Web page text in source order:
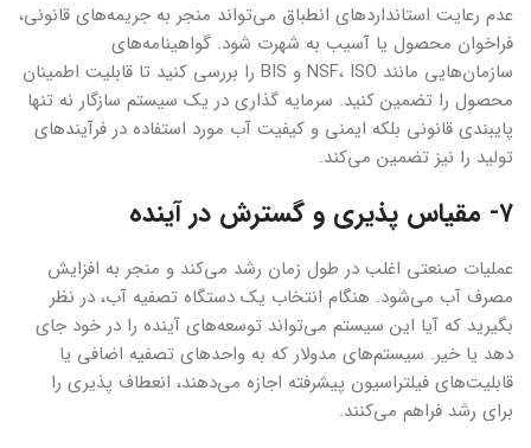
عدم رعایت استانداردهای انطباق می‌تواند منجر به جریمه‌های قانونی،
فراخوان محصول یا آسیب به شهرت شود. گواهینامه‌های
سازمان‌هایی مانند NSF، ISO و BIS را بررسی کنید تا قابلیت اطمینان
محصول را تضمین کنید. سرمایه گذاری در یک سیستم سازگار نه تنها
پایبندی قانونی بلکه ایمنی و کیفیت آب مورد استفاده در فرآیندهای
تولید را نیز تضمین می‌کند.
۷- مقیاس پذیری و گسترش در آینده
عملیات صنعتی اغلب در طول زمان رشد می‌کند و منجر به افزایش
مصرف آب می‌شود. هنگام انتخاب یک دستگاه تصفیه آب، در نظر
بگیرید که آیا این سیستم می‌تواند توسعه‌های آینده را در خود جای
دهد یا خیر. سیستم‌های مدولار که به واحدهای تصفیه اضافی یا
قابلیت‌های فیلتراسیون پیشرفته اجازه می‌دهند، انعطاف پذیری را
برای رشد فراهم می‌کنند.